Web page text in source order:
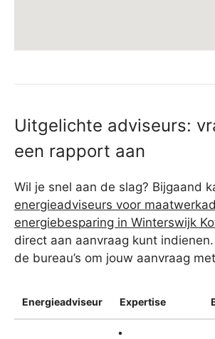
Uitgelichte adviseurs:
een rapport aan
Wil je snel aan de slag? Bijgaand
energieadviseurs voor
energiebesparing in Winterswijk
direct aan aanvraag kunt
de bureau’s om jouw aanvraag
Energieadviseur Expertise
•